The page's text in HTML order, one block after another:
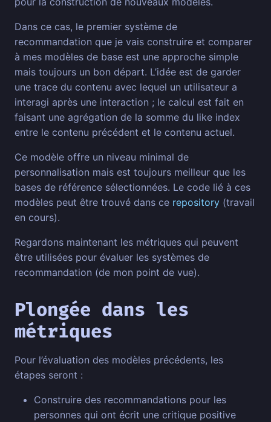
Dans ce cas, le premier système de
recommandation que je vais construire et comparer
à mes modèles de base est une approche simple
mais toujours un bon départ. L’idée est de garder
une trace du contenu avec lequel un utilisateur a
interagi après une interaction ; le calcul est fait en
faisant une agrégation de la somme du like index
entre le contenu précédent et le contenu actuel.
Ce modèle offre un niveau minimal de
personnalisation mais est toujours meilleur que les
bases de référence sélectionnées. Le code lié à ces
modèles peut être trouvé dans ce repository (travail
en cours).
Regardons maintenant les métriques qui peuvent
être utilisées pour évaluer les systèmes de
recommandation (de mon point de vue).
Plongée dans les
métriques
Pour l’évaluation des modèles précédents, les
étapes seront :
Construire des recommandations pour les
personnes qui ont écrit une critique positive